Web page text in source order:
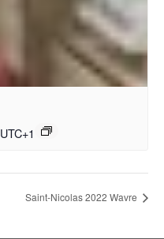
UTC+1
Saint-Nicolas 2022 Wavre